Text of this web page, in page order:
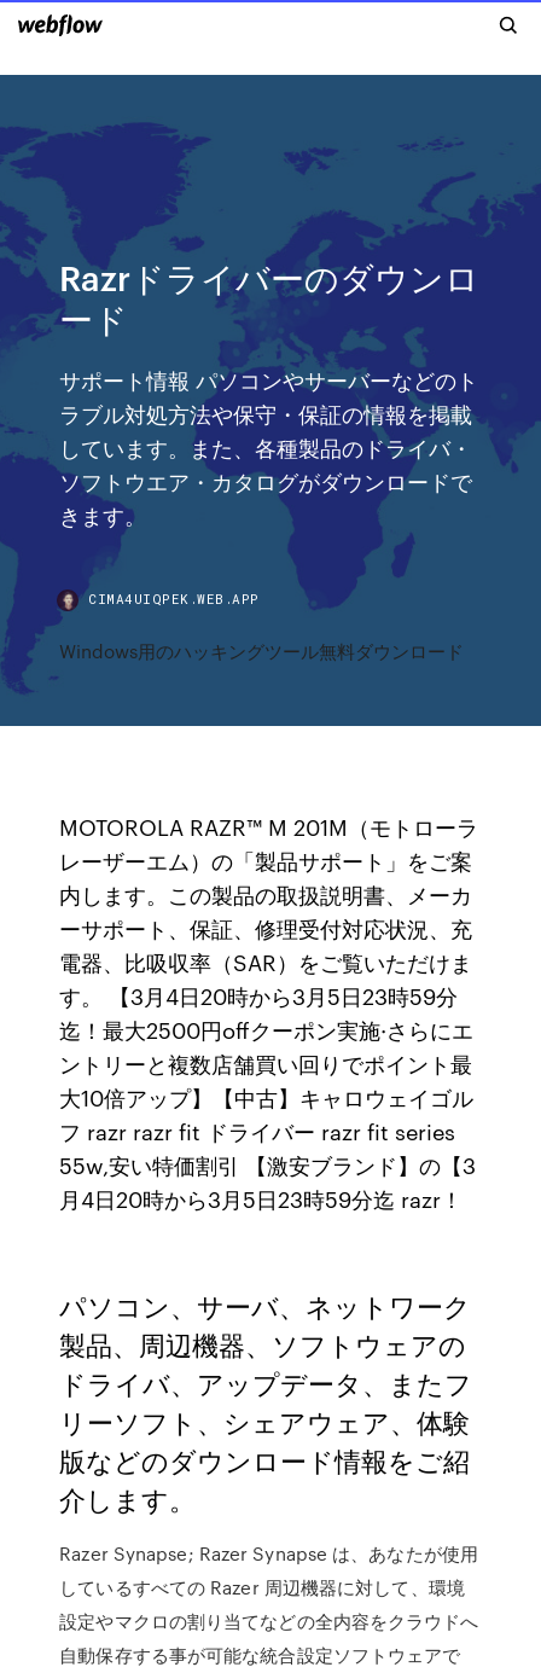
Razrドライバーのダウンロ
ード
サポート情報 パソコンやサーバーなどのト
ラブル対処方法や保守・保証の情報を掲載
しています。また、各種製品のドライバ・
ソフトウエア・カタログがダウンロードで
きます。
CIMA4UIQPEK.WEB.APP
Windows用のハッキングツール無料ダウンロード
MOTOROLA RAZR™ M 201M（モトローラ
レーザーエム）の「製品サポート」をご案
内します。この製品の取扱説明書、メーカ
ーサポート、保証、修理受付対応状況、充
電器、比吸収率（SAR）をご覧いただけま
す。 【3月4日20時から3月5日23時59分
迄！最大2500円offクーポン実施·さらにエ
ントリーと複数店舗買い回りでポイント最
大10倍アップ】【中古】キャロウェイゴル
フ razr razr fit ドライバー razr fit series
55w,安い特価割引 【激安ブランド】の【3
月4日20時から3月5日23時59分迄 razr！
パソコン、サーバ、ネットワーク
製品、周辺機器、ソフトウェアの
ドライバ、アップデータ、またフ
リーソフト、シェアウェア、体験
版などのダウンロード情報をご紹
介します。
Razer Synapse; Razer Synapse は、あなたが使用
しているすべての Razer 周辺機器に対して、環境
設定やマクロの割り当てなどの全内容をクラウドへ
自動保存する事が可能な統合設定ソフトウェアで